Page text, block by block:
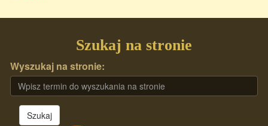
Szukaj na stronie
Wyszukaj na stronie:
Szukaj